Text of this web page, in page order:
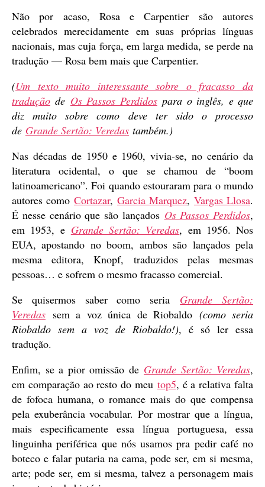
Não por acaso, Rosa e Carpentier são autores
celebrados merecidamente em suas próprias línguas
nacionais, mas cuja força, em larga medida, se perde na
tradução — Rosa bem mais que Carpentier.
(Um texto muito interessante sobre o fracasso da
tradução de Os Passos Perdidospara o inglês, e que
diz muito sobre como deve ter sido o processo
de Grande Sertão: Veredas também.)
Nas décadas de 1950 e 1960, vivia-se, no cenário da
literatura ocidental, o que se chamou de “boom
latinoamericano”. Foi quando estouraram para o mundo
autores como Cortazar, Garcia Marquez, Vargas Llosa.
É nesse cenário que são lançados Os Passos Perdidos,
em 1953, e Grande Sertão: Veredas, em 1956. Nos
EUA, apostando no boom, ambos são lançados pela
mesma editora, Knopf, traduzidos pelas mesmas
pessoas… e sofrem o mesmo fracasso comercial.
Se quisermos saber como seria Grande Sertão:
Veredas sem a voz única de Riobaldo (como seria
Riobaldo sem a voz de Riobaldo!), é só ler essa
tradução.
Enfim, se a pior omissão de Grande Sertão: Veredas,
em comparação ao resto do meu top5, é a relativa falta
de fofoca humana, o romance mais do que compensa
pela exuberância vocabular. Por mostrar que a língua,
mais especificamente essa língua portuguesa, essa
linguinha periférica que nós usamos pra pedir café no
boteco e falar putaria na cama, pode ser, em si mesma,
arte; pode ser, em si mesma, talvez a personagem mais